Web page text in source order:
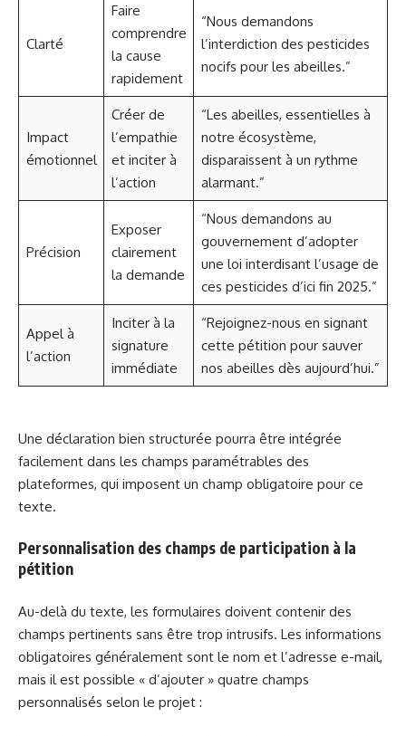
Clarté
Faire
comprendre
la cause
rapidement
“Nous demandons
l’interdiction des pesticides
nocifs pour les abeilles.”
Impact
émotionnel
Créer de
l’empathie
et inciter à
l’action
“Les abeilles, essentielles à
notre écosystème,
disparaissent à un rythme
alarmant.”
Précision
Exposer
clairement
la demande
“Nous demandons au
gouvernement d’adopter
une loi interdisant l’usage de
ces pesticides d’ici fin 2025.”
Appel à
l’action
Inciter à la
signature
immédiate
“Rejoignez-nous en signant
cette pétition pour sauver
nos abeilles dès aujourd’hui.”
Une déclaration bien structurée pourra être intégrée
facilement dans les champs paramétrables des
plateformes, qui imposent un champ obligatoire pour ce
texte.
Personnalisation des champs de participation à la
pétition
Au-delà du texte, les formulaires doivent contenir des
champs pertinents sans être trop intrusifs. Les informations
obligatoires généralement sont le nom et l’adresse e-mail,
mais il est possible « d’ajouter » quatre champs
personnalisés selon le projet :